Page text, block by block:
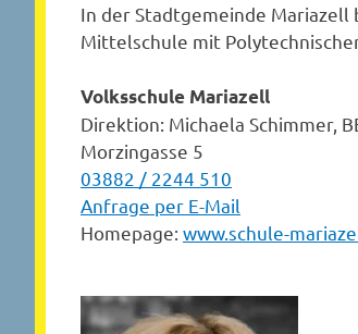
In der Stadtgemeinde
Mittelschule mit
Volksschule Mariazell
Direktion: Michaela Schimmer,
Morzingasse 5
03882 / 2244 510
Anfrage per E-Mail
Homepage: www.schule-